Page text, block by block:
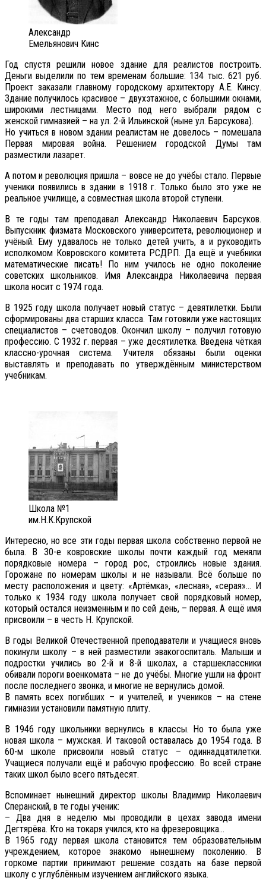
Александр
Емельянович Кинс
Год спустя решили новое здание для реалистов построить.
Деньги выделили по тем временам большие: 134 тыс. 621 руб.
Проект заказали главному городскому архитектору А.Е. Кинсу.
Здание получилось красивое – двухэтажное, с большими окнами,
широкими лестницами. Место под него выбрали рядом с
женской гимназией – на ул. 2-й Ильинской (ныне ул. Барсукова).
Но учиться в новом здании реалистам не довелось – помешала
Первая мировая война. Решением городской Думы там
разместили лазарет.
А потом и революция пришла – вовсе не до учёбы стало. Первые
ученики появились в здании в 1918 г. Только было это уже не
реальное училище, а совместная школа второй ступени.
В те годы там преподавал Александр Николаевич Барсуков.
Выпускник физмата Московского университета, революционер и
учёный. Ему удавалось не только детей учить, а и руководить
исполкомом Ковровского комитета РСДРП. Да ещё и учебники
математические писать! По ним училось не одно поколение
советских школьников. Имя Александра Николаевича первая
школа носит с 1974 года.
В 1925 году школа получает новый статус – девятилетки. Были
сформированы два старших класса. Там готовили уже настоящих
специалистов – счетоводов. Окончил школу – получил готовую
профессию. С 1932 г. первая – уже десятилетка. Введена чёткая
классно-урочная система. Учителя обязаны были оценки
выставлять и преподавать по утверждённым министерством
учебникам.
Школа №1
им.Н.К.Крупской
Интересно, но все эти годы первая школа собственно первой не
была. В 30-е ковровские школы почти каждый год меняли
порядковые номера – город рос, строились новые здания.
Горожане по номерам школы и не называли. Всё больше по
месту расположения и цвету: «Артёмка», «лесная», «серая»… И
только к 1934 году школа получает свой порядковый номер,
который остался неизменным и по сей день, – первая. А ещё имя
присвоили – в честь Н. Крупской.
В годы Великой Отечественной преподаватели и учащиеся вновь
покинули школу – в ней разместили эвакогоспиталь. Малыши и
подростки учились во 2-й и 8-й школах, а старшеклассники
обивали пороги военкомата – не до учёбы. Многие ушли на фронт
после последнего звонка, и многие не вернулись домой.
В память всех погибших – и учителей, и учеников – на стене
гимназии установили памятную плиту.
В 1946 году школьники вернулись в классы. Но то была уже
новая школа – мужская. И таковой оставалась до 1954 года. В
60-м школе присвоили новый статус – одиннадцатилетки.
Учащиеся получали ещё и рабочую профессию. Во всей стране
таких школ было всего пятьдесят.
Вспоминает нынешний директор школы Владимир Николаевич
Сперанский, в те годы ученик:
– Два дня в неделю мы проводили в цехах завода имени
Дегтярёва. Кто на токаря учился, кто на фрезеровщика…
В 1965 году первая школа становится тем образовательным
учреждением, которое знакомо нынешнему поколению. В
горкоме партии принимают решение создать на базе первой
школу с углублённым изучением английского языка.